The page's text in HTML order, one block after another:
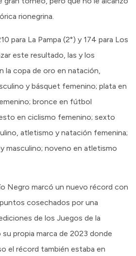
rionegrina.
para La Pampa (2°) y 174 para Los
este resultado, las y los
la copa de oro en natación,
y básquet femenino; plata en
bronce en fútbol
en ciclismo femenino; sexto
atletismo y natación femenina;
masculino; noveno en atletismo
Negro marcó un nuevo récord con
cosechados por una
de los Juegos de la
su propia marca de 2023 donde
el récord también estaba en